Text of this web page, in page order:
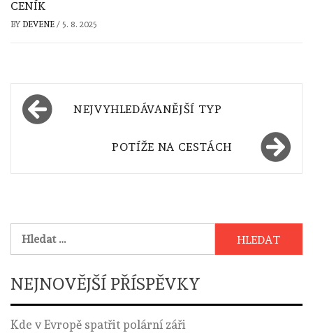
CENÍK
BY DEVENE / 5. 8. 2025
Navigace
pro
NEJVYHLEDÁVANĚJŠÍ TYP
POTÍŽE NA CESTÁCH
Vyhledávání
NEJNOVĚJŠÍ PŘÍSPĚVKY
Kde v Evropě spatřit polární záři